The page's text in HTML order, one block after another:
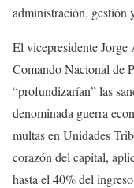
administración, gestión
El vicepresidente Jorge
Comando Nacional de
“profundizarían” las
denominada guerra
multas en Unidades
corazón del capital,
hasta el 40% del